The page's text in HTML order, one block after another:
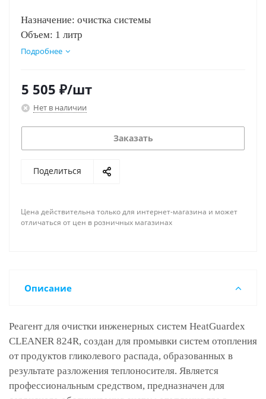
Назначение: очистка системы
Объем: 1 литр
Подробнее
5 505 ₽/шт
Нет в наличии
Заказать
Поделиться
Цена действительна только для интернет-магазина и может
отличаться от цен в розничных магазинах
Описание
Реагент для очистки инженерных систем HeatGuardex
CLEANER 824R, создан для промывки систем отопления
от продуктов гликолевого распада, образованных в
результате разложения теплоносителя. Является
профессиональным средством, предназначен для